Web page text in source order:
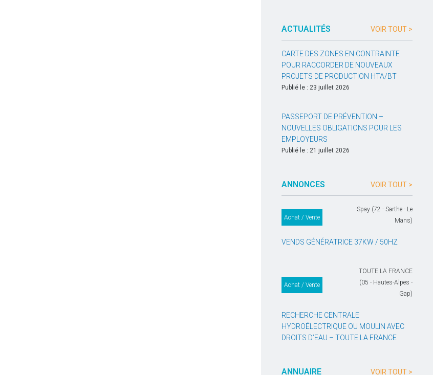
ACTUALITÉS VOIR TOUT >
CARTE DES ZONES EN CONTRAINTE
POUR RACCORDER DE NOUVEAUX
PROJETS DE PRODUCTION HTA/BT
Publié le : 23 juillet 2026
PASSEPORT DE PRÉVENTION –
NOUVELLES OBLIGATIONS POUR LES
EMPLOYEURS
Publié le : 21 juillet 2026
ANNONCES VOIR TOUT >
Achat / Vente
Spay (72 - Sarthe - Le
Mans)
VENDS GÉNÉRATRICE 37KW / 50HZ
Achat / Vente
TOUTE LA FRANCE
(05 - Hautes-Alpes -
Gap)
RECHERCHE CENTRALE
HYDROÉLECTRIQUE OU MOULIN AVEC
DROITS D’EAU – TOUTE LA FRANCE
ANNUAIRE VOIR TOUT >